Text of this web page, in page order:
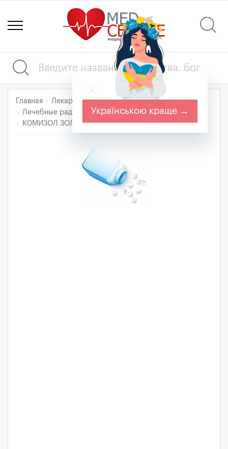
Главная Лекарства
Прочие препараты
Лечебные радиофармацевтические средства
КОМИЗОЛ ЗОЛОТО-198
Українською краще →